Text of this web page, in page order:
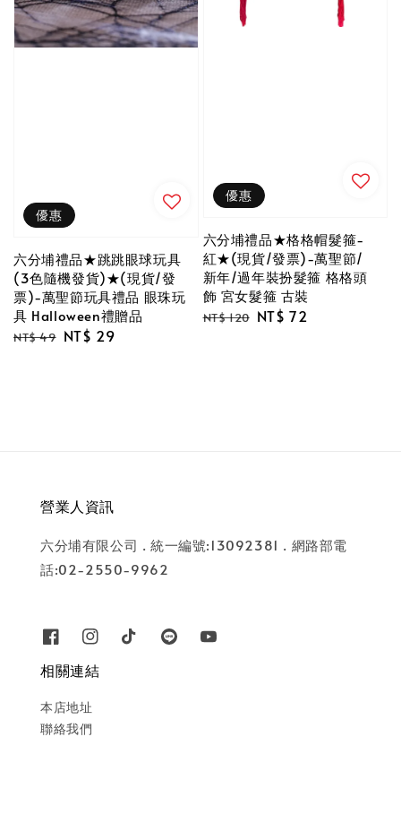
優惠
六分埔禮品★跳跳眼球玩具
(3色隨機發貨)★(現貨/發
票)-萬聖節玩具禮品 眼珠玩
具 Halloween禮贈品
Regular
NT$ 49 Sale
NT$ 29
優惠
六分埔禮品★格格帽髮箍-
紅★(現貨/發票)-萬聖節/
新年/過年裝扮髮箍 格格頭
飾 宮女髮箍 古裝
Regular
NT$ 120 Sale
NT$ 72
營業人資訊
六分埔有限公司 . 統一編號:13092381 . 網路部電
話:02-2550-9962
相關連結
本店地址
聯絡我們